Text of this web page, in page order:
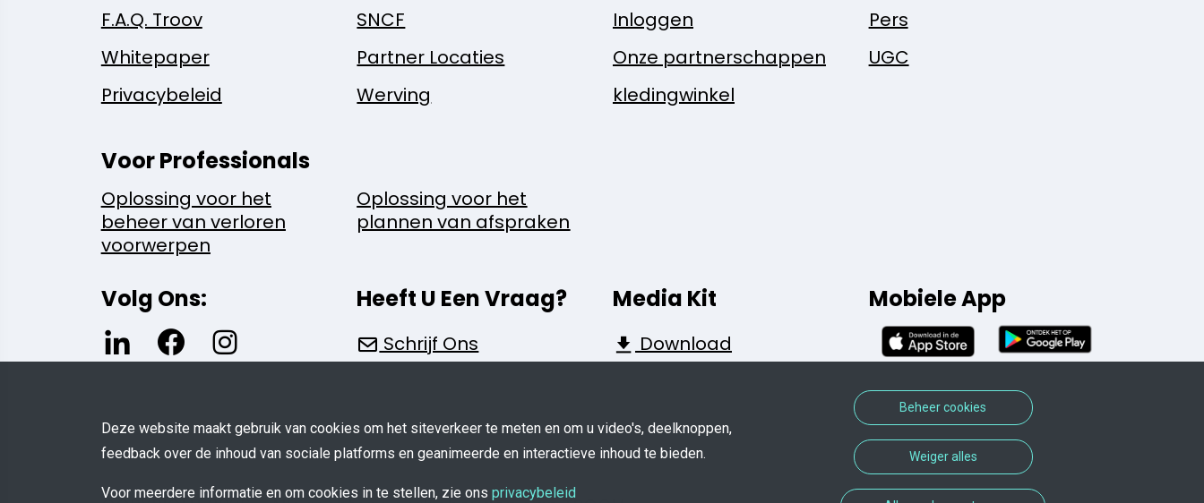
F.A.Q. Troov
SNCF Inloggen
Pers
Whitepaper
Partner Locaties Onze partnerschappen
UGC
Privacybeleid
Werving kledingwinkel
Voor Professionals
Oplossing voor het
beheer van verloren
voorwerpen
Oplossing voor het
plannen van afspraken
Volg Ons: Heeft U Een Vraag?
Schrijf Ons
Media Kit
Download
Mobiele App
Deze website maakt gebruik van cookies om het siteverkeer te meten en om u video's, deelknoppen,
feedback over de inhoud van sociale platforms en geanimeerde en interactieve inhoud te bieden.
Voor meerdere informatie en om cookies in te stellen, zie ons privacybeleid
Beheer cookies
Weiger alles